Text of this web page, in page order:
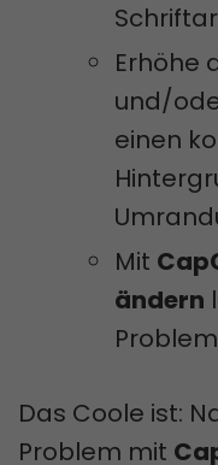
Erhöhe
und/
einen
Mit
ändern
Das Coole ist:
Problem mit